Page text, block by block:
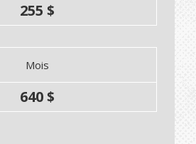
255 $
Mois
640 $